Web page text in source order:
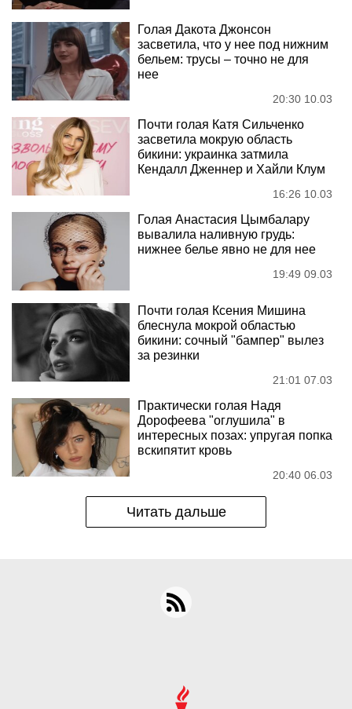
Голая Дакота Джонсон
засветила, что у нее под нижним
бельем: трусы – точно не для
нее
20:30 10.03
Почти голая Катя Сильченко
засветила мокрую область
бикини: украинка затмила
Кендалл Дженнер и Хайли Клум
16:26 10.03
Голая Анастасия Цымбалару
вывалила наливную грудь:
нижнее белье явно не для нее
19:49 09.03
Почти голая Ксения Мишина
блеснула мокрой областью
бикини: сочный "бампер" вылез
за резинки
21:01 07.03
Практически голая Надя
Дорофеева "оглушила" в
интересных позах: упругая попка
вскипятит кровь
20:40 06.03
Читать дальше